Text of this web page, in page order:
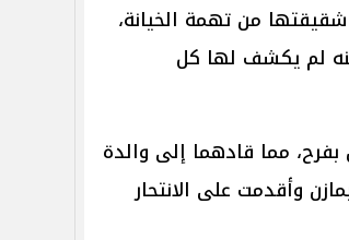
من تهمة الخيانة،
لم يكشف لها كل
مما قادهما إلى والدة
وأقدمت على الانتحار